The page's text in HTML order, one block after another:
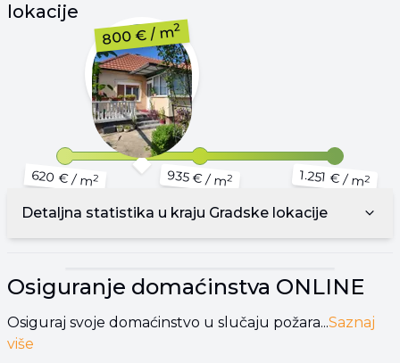
lokacije
800 € / m2
620 €/ m2 935 €/ m2 1.251 €/ m2
Detaljna statistika u kraju Gradske lokacije
Osiguranje domaćinstva ONLINE
Osiguraj svoje domaćinstvo u slučaju požara...Saznaj
više